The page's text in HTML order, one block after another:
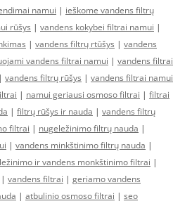
namui | ieškome vandens filtrų
rūšys | vandens kokybei filtrai namui |
| vandens filtrų rtūšys | vandens
vandens filtrai namui | vandens filtrai
| vandens filtrų rūšys | vandens filtrai namui
| namui geriausi osmoso filtrai | filtrai
| filtrų rūšys ir nauda | vandens filtrų
filtrai | nugeležinimo filtrų nauda |
| vandens minkštinimo filtrų nauda |
ir vandens monkštinimo filtrai |
| vandens filtrai | geriamo vandens
| atbulinio osmoso filtrai | seo